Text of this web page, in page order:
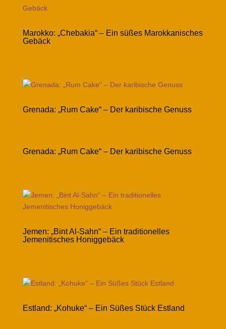
Marokko: „Chebakia“ – Ein süßes Marokkanisches
Gebäck
Grenada: „Rum Cake“ – Der karibische Genuss
Grenada: „Rum Cake“ – Der karibische Genuss
Jemen: „Bint Al-Sahn“ – Ein traditionelles
Jemenitisches Honiggebäck
Estland: „Kohuke“ – Ein Süßes Stück Estland